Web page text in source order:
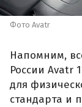
Фото Avatr
Напомним,
России Avatr
для
стандарта и